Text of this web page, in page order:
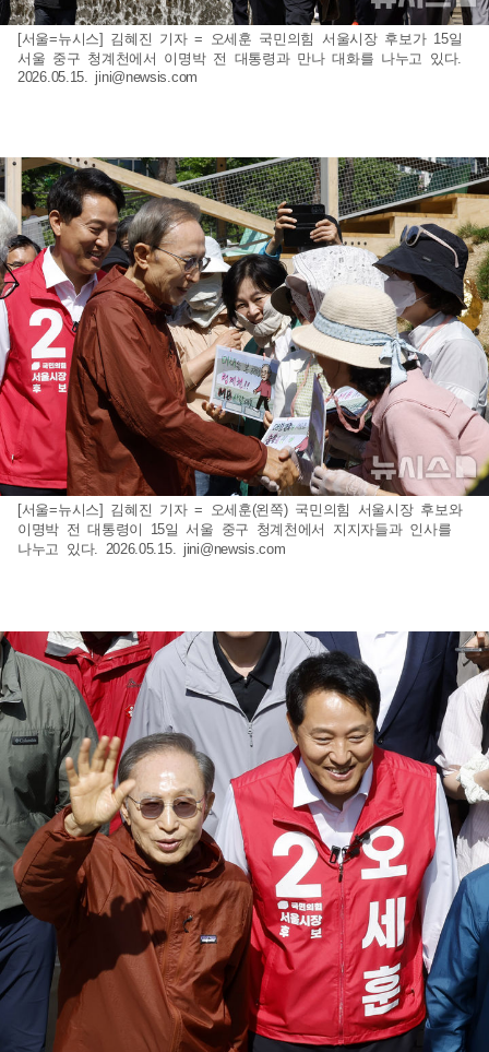
[서울=뉴시스] 김혜진 기자 = 오세훈 국민의힘 서울시장 후보가 15일
서울 중구 청계천에서 이명박 전 대통령과 만나 대화를 나누고 있다.
2026.05.15. jini@newsis.com
[서울=뉴시스] 김혜진 기자 = 오세훈(왼쪽) 국민의힘 서울시장 후보와
이명박 전 대통령이 15일 서울 중구 청계천에서 지지자들과 인사를
나누고 있다. 2026.05.15. jini@newsis.com